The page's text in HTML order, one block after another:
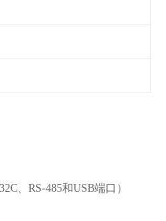
、RS-485和USB端口）